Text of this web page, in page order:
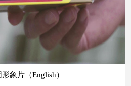
象片（English）